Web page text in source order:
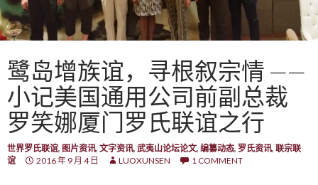
鹭岛增族谊，寻根叙宗情 ——
小记美国通用公司前副总裁
罗笑娜厦门罗氏联谊之行
世界罗氏联谊, 图片资讯, 文字资讯, 武夷山论坛论文, 编纂动态, 罗氏资讯, 联宗联
谊
2016 年 9 月 4 日 LUOXUNSEN 1 COMMENT